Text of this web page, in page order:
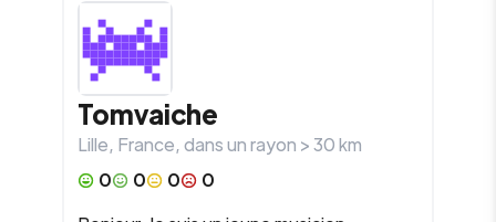
Tomvaiche
Lille, France, dans un rayon >30km
0
0 0
0